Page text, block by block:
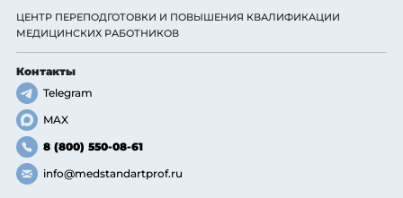
ЦЕНТР ПЕРЕПОДГОТОВКИ И ПОВЫШЕНИЯ КВАЛИФИКАЦИИ
МЕДИЦИНСКИХ РАБОТНИКОВ
Контакты
Telegram
MAX
8 (800) 550-08-61
info@medstandartprof.ru